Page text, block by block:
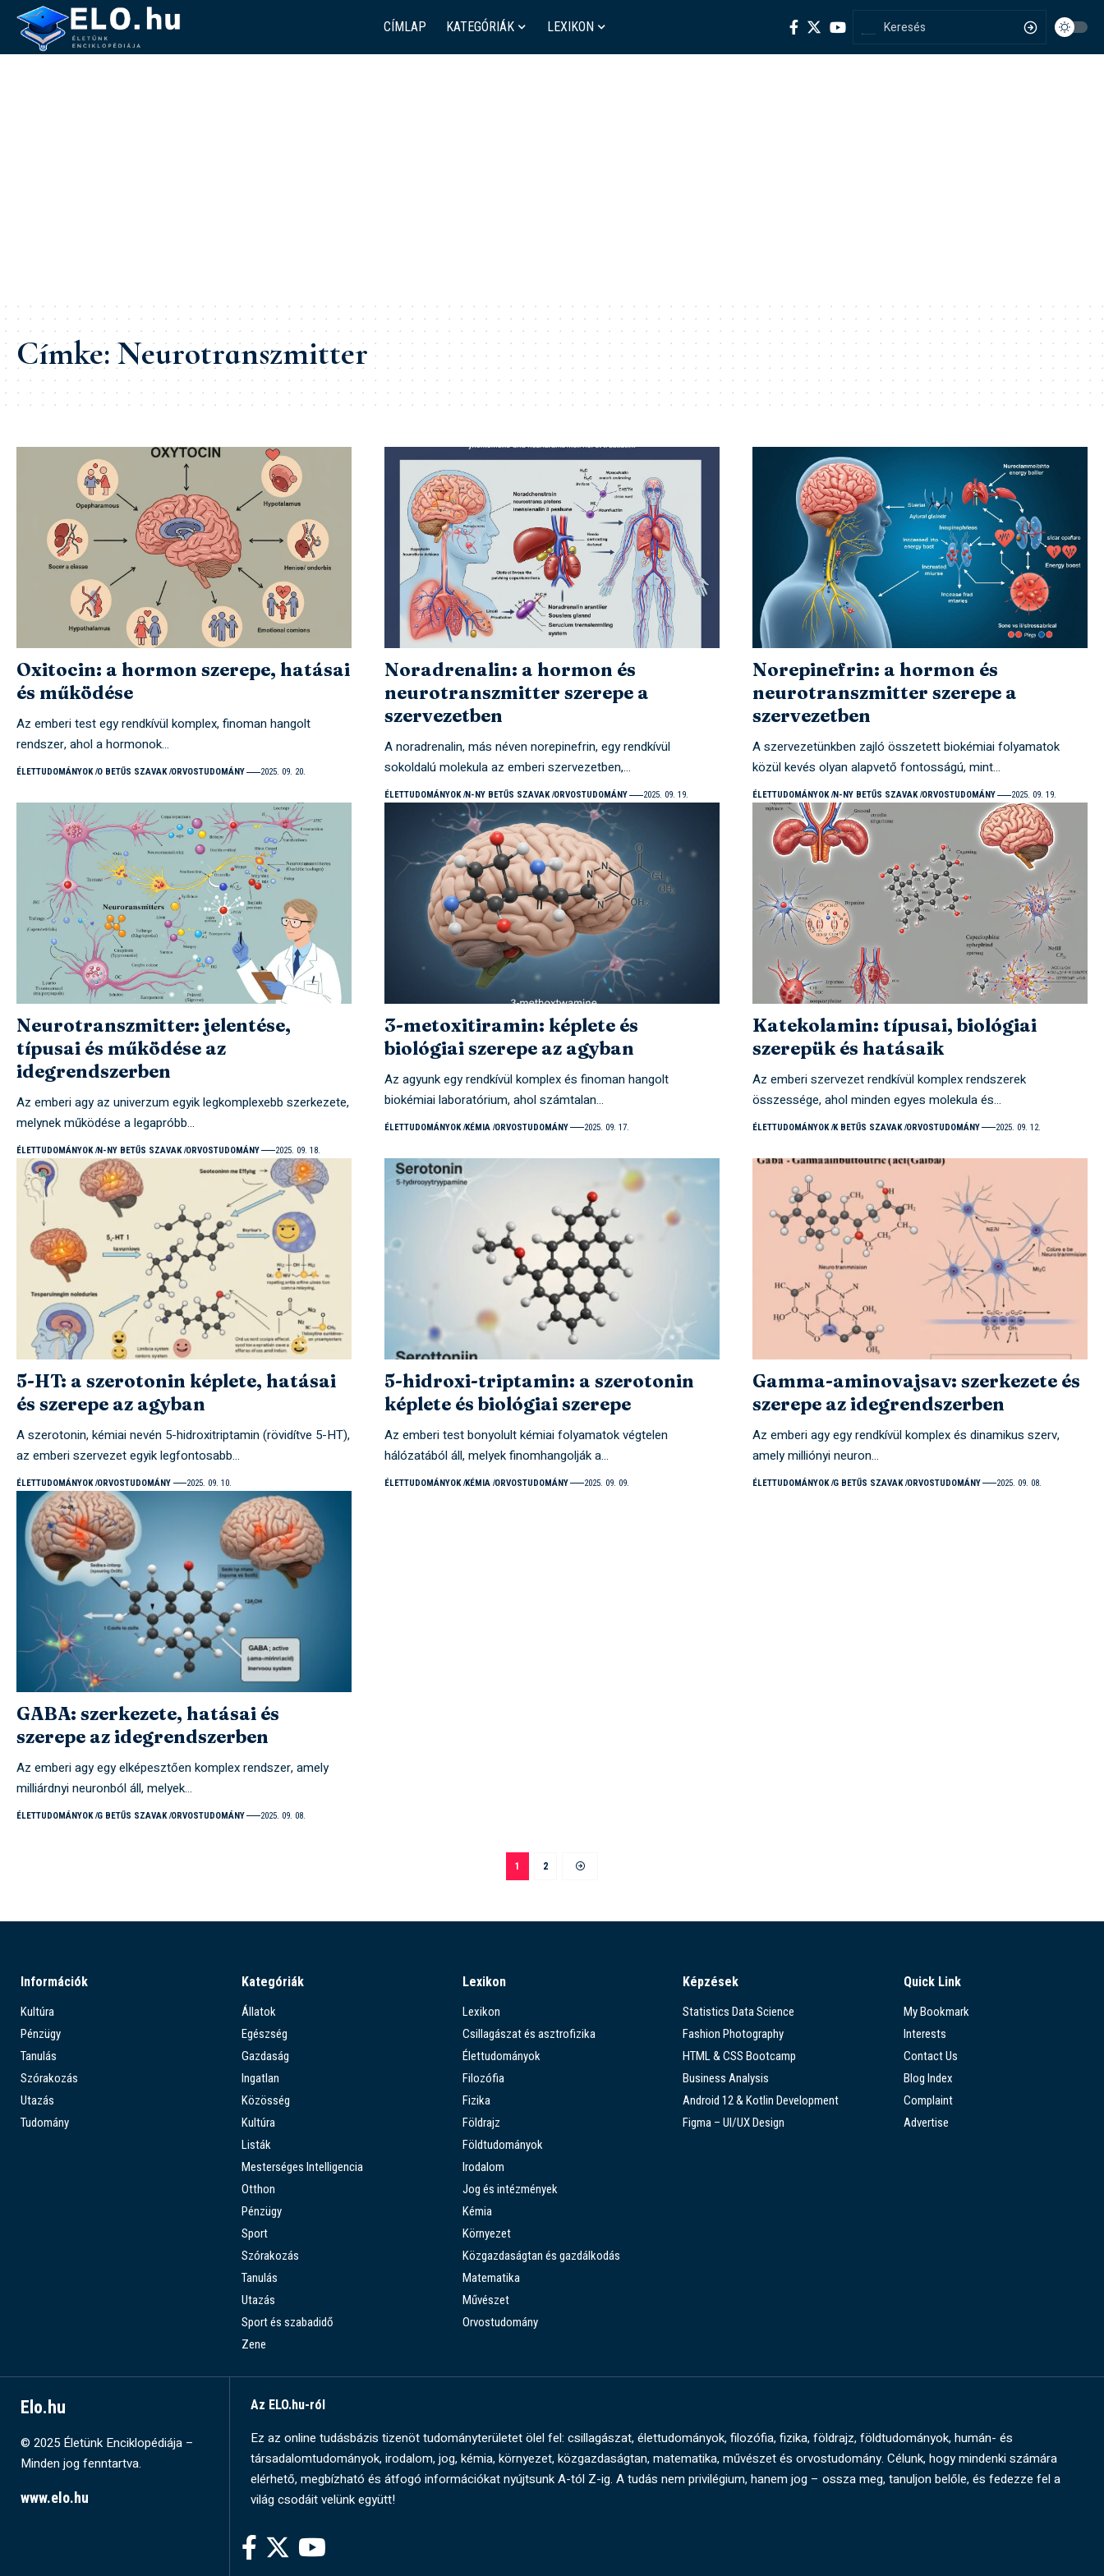
CÍMLAP KATEGÓRIÁK LEXIKON
Címke:Neurotranszmitter
Oxitocin: a hormon szerepe, hatásai
és működése
Az emberi test egy rendkívül komplex, finoman hangolt
rendszer, ahol a hormonok…
ÉLETTUDOMÁNYOK O BETŰS SZAVAK ORVOSTUDOMÁNY 2025. 09. 20.
Noradrenalin: a hormon és
neurotranszmitter szerepe a
szervezetben
A noradrenalin, más néven norepinefrin, egy rendkívül
sokoldalú molekula az emberi szervezetben,…
ÉLETTUDOMÁNYOK N-NY BETŰS SZAVAK ORVOSTUDOMÁNY 2025. 09. 19.
Norepinefrin: a hormon és
neurotranszmitter szerepe a
szervezetben
A szervezetünkben zajló összetett biokémiai folyamatok
közül kevés olyan alapvető fontosságú, mint…
ÉLETTUDOMÁNYOK N-NY BETŰS SZAVAK ORVOSTUDOMÁNY 2025. 09. 19.
Neurotranszmitter: jelentése,
típusai és működése az
idegrendszerben
Az emberi agy az univerzum egyik legkomplexebb szerkezete,
melynek működése a legapróbb…
ÉLETTUDOMÁNYOK N-NY BETŰS SZAVAK ORVOSTUDOMÁNY 2025. 09. 18.
3-metoxitiramin: képlete és
biológiai szerepe az agyban
Az agyunk egy rendkívül komplex és finoman hangolt
biokémiai laboratórium, ahol számtalan…
ÉLETTUDOMÁNYOK KÉMIA ORVOSTUDOMÁNY 2025. 09. 17.
Katekolamin: típusai, biológiai
szerepük és hatásaik
Az emberi szervezet rendkívül komplex rendszerek
összessége, ahol minden egyes molekula és…
ÉLETTUDOMÁNYOK K BETŰS SZAVAK ORVOSTUDOMÁNY 2025. 09. 12.
5-HT: a szerotonin képlete, hatásai
és szerepe az agyban
A szerotonin, kémiai nevén 5-hidroxitriptamin (rövidítve 5-HT),
az emberi szervezet egyik legfontosabb…
ÉLETTUDOMÁNYOK ORVOSTUDOMÁNY 2025. 09. 10.
5-hidroxi-triptamin: a szerotonin
képlete és biológiai szerepe
Az emberi test bonyolult kémiai folyamatok végtelen
hálózatából áll, melyek finomhangolják a…
ÉLETTUDOMÁNYOK KÉMIA ORVOSTUDOMÁNY 2025. 09. 09.
Gamma-aminovajsav: szerkezete és
szerepe az idegrendszerben
Az emberi agy egy rendkívül komplex és dinamikus szerv,
amely milliónyi neuron…
ÉLETTUDOMÁNYOK G BETŰS SZAVAK ORVOSTUDOMÁNY 2025. 09. 08.
GABA: szerkezete, hatásai és
szerepe az idegrendszerben
Az emberi agy egy elképesztően komplex rendszer, amely
milliárdnyi neuronból áll, melyek…
ÉLETTUDOMÁNYOK G BETŰS SZAVAK ORVOSTUDOMÁNY 2025. 09. 08.
1 2
Információk
Kultúra
Pénzügy
Tanulás
Szórakozás
Utazás
Tudomány
Kategóriák
Állatok
Egészség
Gazdaság
Ingatlan
Közösség
Kultúra
Listák
Mesterséges Intelligencia
Otthon
Pénzügy
Sport
Szórakozás
Tanulás
Utazás
Sport és szabadidő
Zene
Lexikon
Lexikon
Csillagászat és asztrofizika
Élettudományok
Filozófia
Fizika
Földrajz
Földtudományok
Irodalom
Jog és intézmények
Kémia
Környezet
Közgazdaságtan és gazdálkodás
Matematika
Művészet
Orvostudomány
Képzések
Statistics Data Science
Fashion Photography
HTML & CSS Bootcamp
Business Analysis
Android 12 & Kotlin Development
Figma – UI/UX Design
Quick Link
My Bookmark
Interests
Contact Us
Blog Index
Complaint
Advertise
Elo.hu
© 2025 Életünk Enciklopédiája –
Minden jog fenntartva.
www.elo.hu
Az ELO.hu-ról
Ez az online tudásbázis tizenöt tudományterületet ölel fel: csillagászat, élettudományok, filozófia, fizika, földrajz, földtudományok, humán- és
társadalomtudományok, irodalom, jog, kémia, környezet, közgazdaságtan, matematika, művészet és orvostudomány. Célunk, hogy mindenki számára
elérhető, megbízható és átfogó információkat nyújtsunk A-tól Z-ig. A tudás nem privilégium, hanem jog – ossza meg, tanuljon belőle, és fedezze fel a
világ csodáit velünk együtt!